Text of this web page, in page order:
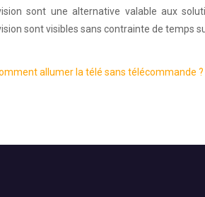
sont une alternative valable aux
sont visibles sans contrainte de temps
allumer la télé sans télécommande ?